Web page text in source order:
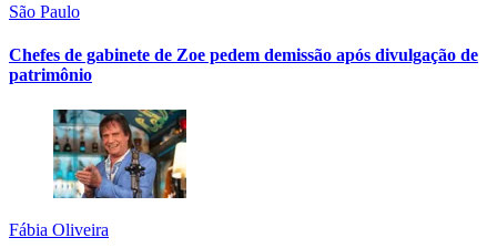
São Paulo
Chefes de gabinete de Zoe pedem demissão após divulgação de
patrimônio
Fábia Oliveira